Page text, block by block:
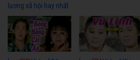
lương xã hội hay nhất